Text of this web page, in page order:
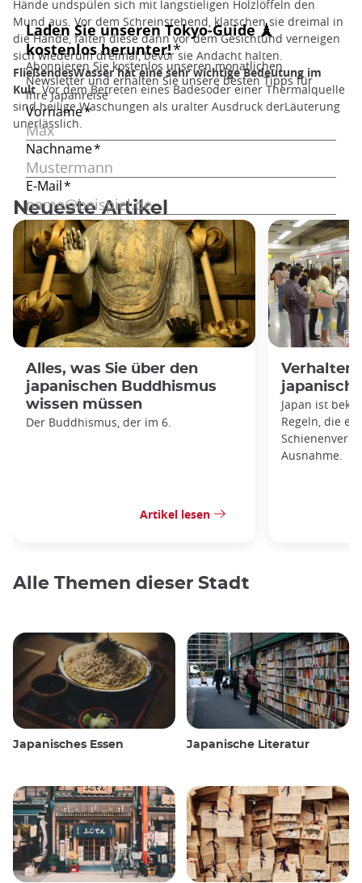
Hände undspülen sich mit langstieligen Holzlöffeln den
Mund aus. Vor dem Schreinstehend, klatschen sie dreimal in
die Hände, falten diese dann vor dem Gesichtund verneigen
sich wiederum dreimal, bevor sie Andacht halten.
FließendesWasser hat eine sehr wichtige Bedeutung im
Kult. Vor dem Betreten eines Badesoder einer Thermalquelle
sind heilige Waschungen als uralter Ausdruck derLäuterung
unerlässlich.
Neueste Artikel
Alles, was Sie über den
japanischen Buddhismus
wissen müssen
Der Buddhismus, der im 6.
Artikel lesen
Japan ist
Regeln, die
Ausnahme.
Alle Themen dieser Stadt
Japanisches Essen Japanische Literatur